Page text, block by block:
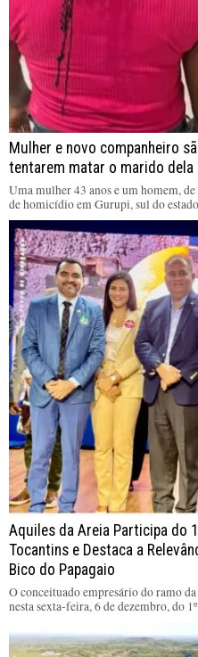
Mulher e novo companheiro
tentarem matar o marido dela
Uma mulher 43 anos e um homem,
de homicídio em Gurupi, sul do
Aquiles da Areia Participa do
Tocantins e Destaca a
Bico do Papagaio
O conceituado empresário do ramo
nesta sexta-feira, 6 de dezembro, do